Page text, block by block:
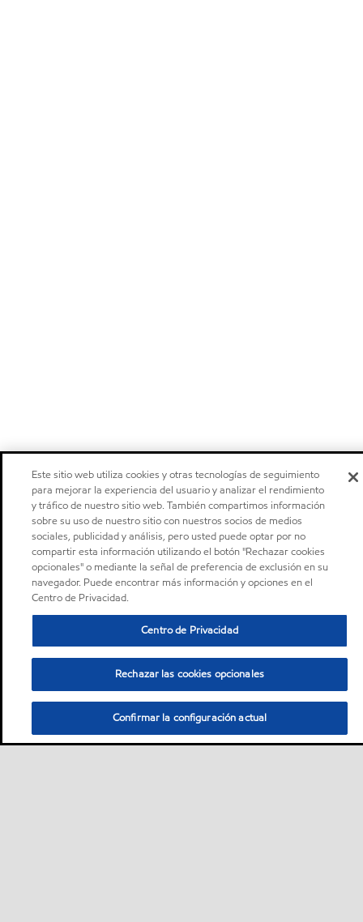
Este sitio web utiliza cookies y otras tecnologías de seguimiento
para mejorar la experiencia del usuario y analizar el rendimiento
y tráfico de nuestro sitio web. También compartimos información
sobre su uso de nuestro sitio con nuestros socios de medios
sociales, publicidad y análisis, pero usted puede optar por no
compartir esta información utilizando el botón "Rechazar cookies
opcionales" o mediante la señal de preferencia de exclusión en su
navegador. Puede encontrar más información y opciones en el
Centro de Privacidad.
Centro de Privacidad
Rechazar las cookies opcionales
Confirmar la configuración actual